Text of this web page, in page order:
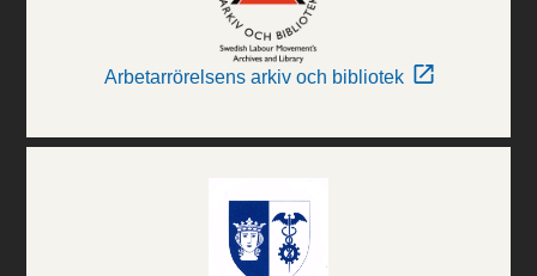
Arbetarrörelsens arkiv och bibliotek